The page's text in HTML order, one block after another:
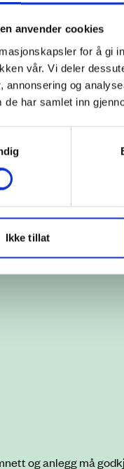
anvender cookies
for å gi
vår. Vi deler
annonsering og
de har samlet inn
Ikke tillat
går du frem?
nettanlegg?
og anlegg må